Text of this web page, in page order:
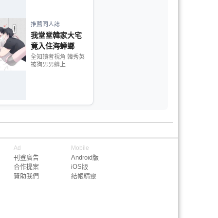
推薦同人誌
我堂堂韓家大宅
竟入住海蟑螂
全知讀者視角 韓秀英
被狗男男纏上
Ad
刊登廣告
合作提案
贊助我們
Mobile
Android版
iOS版
結帳精靈